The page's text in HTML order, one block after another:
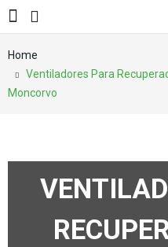
Home
Ventiladores Para
Moncorvo